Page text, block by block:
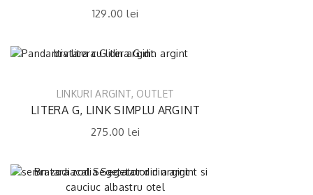
129.00lei
LINKURI ARGINT, OUTLET
LITERA G, LINK SIMPLU ARGINT
275.00lei